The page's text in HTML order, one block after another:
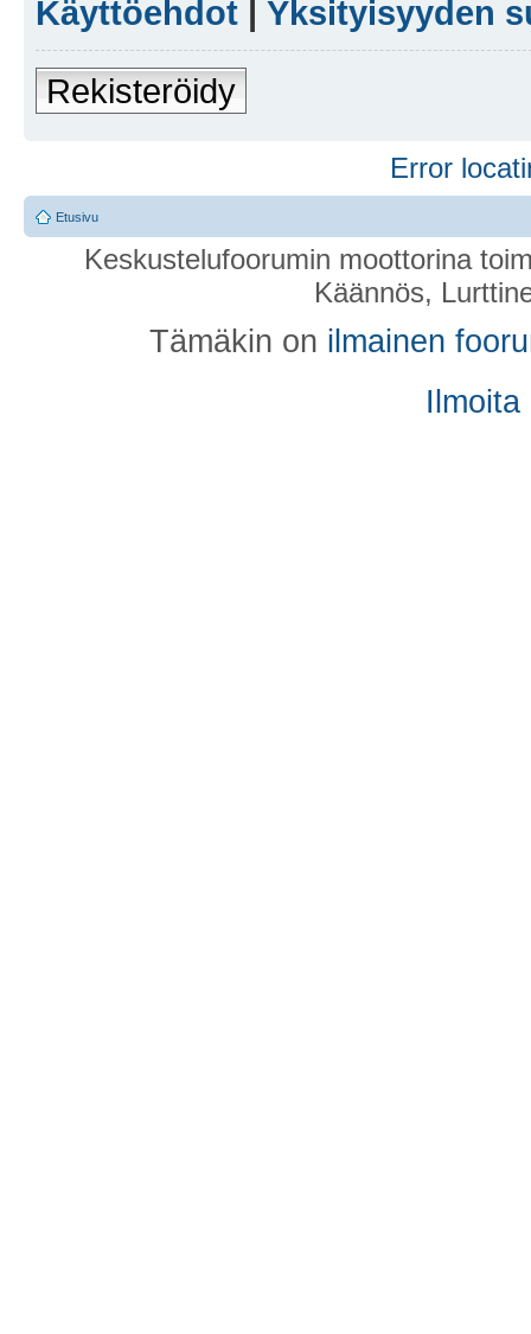
Käyttöehdot | Yksityisyyden
Rekisteröidy
Error
Etusivu
Keskustelufoorumin moottorina
Käännös,
Tämäkin on ilmainen